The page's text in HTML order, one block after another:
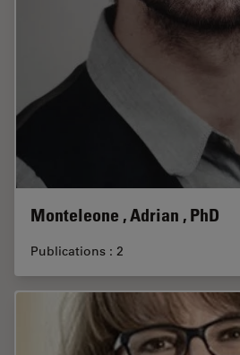
Monteleone , Adrian , PhD
Publications : 2